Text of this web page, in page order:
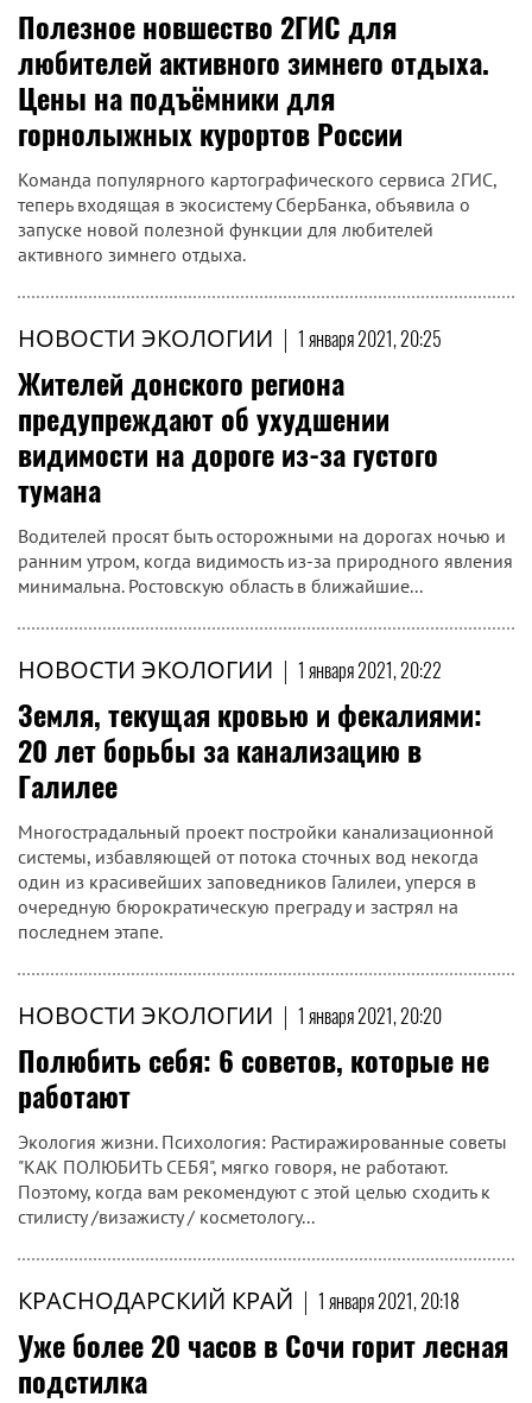
Полезное новшество 2ГИС для
любителей активного зимнего отдыха.
Цены на подъёмники для
горнолыжных курортов России
Команда популярного картографического сервиса 2ГИС,
теперь входящая в экосистему СберБанка, объявила о
запуске новой полезной функции для любителей
активного зимнего отдыха.
НОВОСТИ ЭКОЛОГИИ | 1 января 2021, 20:25
Жителей донского региона
предупреждают об ухудшении
видимости на дороге из-за густого
тумана
Водителей просят быть осторожными на дорогах ночью и
ранним утром, когда видимость из-за природного явления
минимальна. Ростовскую область в ближайшие...
НОВОСТИ ЭКОЛОГИИ | 1 января 2021, 20:22
Земля, текущая кровью и фекалиями:
20 лет борьбы за канализацию в
Галилее
Многострадальный проект постройки канализационной
системы, избавляющей от потока сточных вод некогда
один из красивейших заповедников Галилеи, уперся в
очередную бюрократическую преграду и застрял на
последнем этапе.
НОВОСТИ ЭКОЛОГИИ | 1 января 2021, 20:20
Полюбить себя: 6 советов, которые не
работают
Экология жизни. Психология: Растиражированные советы
"КАК ПОЛЮБИТЬ СЕБЯ", мягко говоря, не работают.
Поэтому, когда вам рекомендуют с этой целью сходить к
стилисту /визажисту / косметологу...
КРАСНОДАРСКИЙ КРАЙ | 1 января 2021, 20:18
Уже более 20 часов в Сочи горит лесная
подстилка